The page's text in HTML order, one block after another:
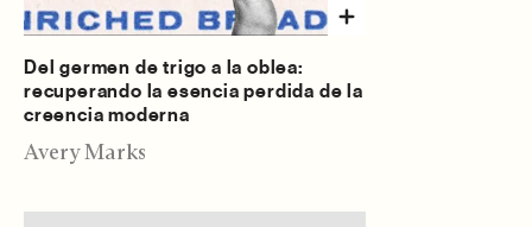
Del germen de trigo a la oblea:
recuperando la esencia perdida de la
creencia moderna
Avery Marks